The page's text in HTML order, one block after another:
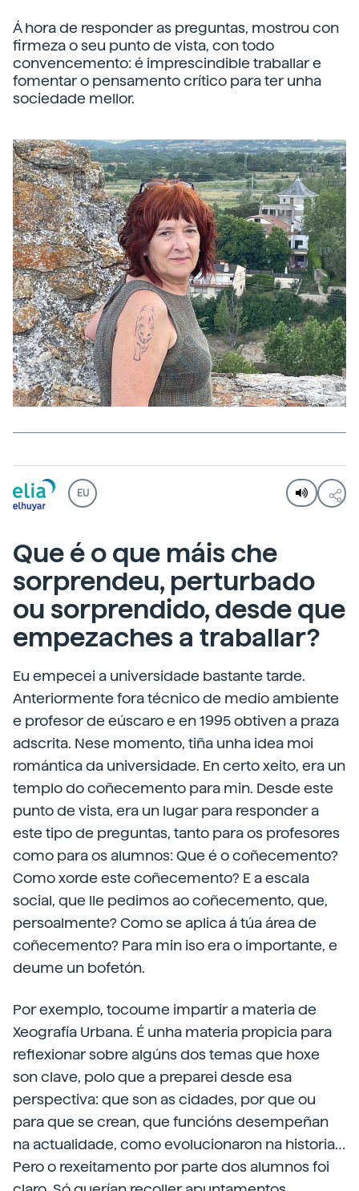
Á hora de responder as preguntas, mostrou con
firmeza o seu punto de vista, con todo
convencemento: é imprescindible traballar e
fomentar o pensamento crítico para ter unha
sociedade mellor.
EU
Que é o que máis che
sorprendeu, perturbado
ou sorprendido, desde que
empezaches a traballar?
Eu empecei a universidade bastante tarde.
Anteriormente fora técnico de medio ambiente
e profesor de eúscaro e en 1995 obtiven a praza
adscrita. Nese momento, tiña unha idea moi
romántica da universidade. En certo xeito, era un
templo do coñecemento para min. Desde este
punto de vista, era un lugar para responder a
este tipo de preguntas, tanto para os profesores
como para os alumnos: Que é o coñecemento?
Como xorde este coñecemento? E a escala
social, que lle pedimos ao coñecemento, que,
persoalmente? Como se aplica á túa área de
coñecemento? Para min iso era o importante, e
deume un bofetón.
Por exemplo, tocoume impartir a materia de
Xeografía Urbana. É unha materia propicia para
reflexionar sobre algúns dos temas que hoxe
son clave, polo que a preparei desde esa
perspectiva: que son as cidades, por que ou
para que se crean, que funcións desempeñan
na actualidade, como evolucionaron na historia…
Pero o rexeitamento por parte dos alumnos foi